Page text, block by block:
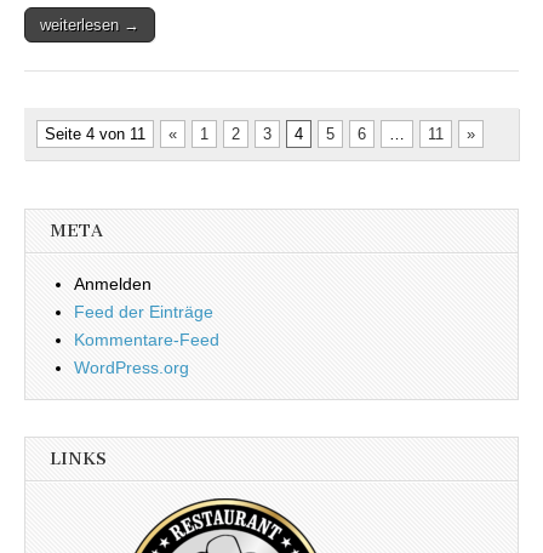
weiterlesen →
Seite 4 von 11 « 1 2 3 4 5 6 11 »
META
Anmelden
Feed der Einträge
Kommentare-Feed
WordPress.org
LINKS